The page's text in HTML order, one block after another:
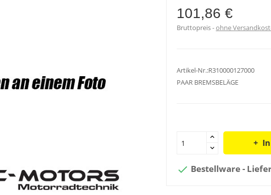
101,86 €
Bruttopreis ohne
Artikel-Nr.:R310000127000
PAAR BREMSBELÄGE
 Bestellware -